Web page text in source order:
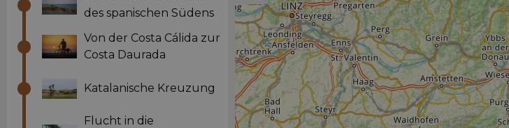
des spanischen Südens
Von der Costa Cálida zur
Costa Daurada
Katalanische Kreuzung
Flucht in die